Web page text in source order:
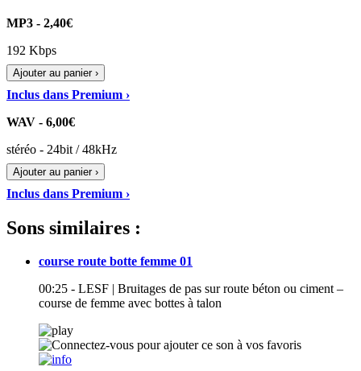
MP3 - 2,40€
192 Kbps
Ajouter au panier ›
Inclus dans Premium ›
WAV - 6,00€
stéréo - 24bit / 48kHz
Ajouter au panier ›
Inclus dans Premium ›
Sons similaires :
course route botte femme 01
00:25 - LESF | Bruitages de pas sur route béton ou ciment –
course de femme avec bottes à talon